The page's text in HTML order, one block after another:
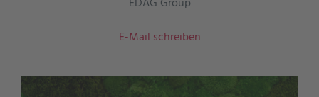
E-Mail schreiben